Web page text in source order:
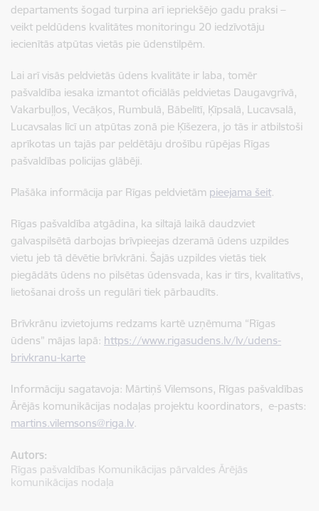
departaments šogad turpina arī iepriekšējo gadu praksi –
veikt peldūdens kvalitātes monitoringu 20 iedzīvotāju
iecienītās atpūtas vietās pie ūdenstilpēm.
Lai arī visās peldvietās ūdens kvalitāte ir laba, tomēr
pašvaldība iesaka izmantot oficiālās peldvietas Daugavgrīvā,
Vakarbuļļos, Vecāķos, Rumbulā, Bābelītī, Ķīpsalā, Lucavsalā,
Lucavsalas līcī un atpūtas zonā pie Ķīšezera, jo tās ir atbilstoši
aprīkotas un tajās par peldētāju drošību rūpējas Rīgas
pašvaldības policijas glābēji.
Plašāka informācija par Rīgas peldvietām pieejama šeit.
Rīgas pašvaldība atgādina, ka siltajā laikā daudzviet
galvaspilsētā darbojas brīvpieejas dzeramā ūdens uzpildes
vietu jeb tā dēvētie brīvkrāni. Šajās uzpildes vietās tiek
piegādāts ūdens no pilsētas ūdensvada, kas ir tīrs, kvalitatīvs,
lietošanai drošs un regulāri tiek pārbaudīts.
Brīvkrānu izvietojums redzams kartē uzņēmuma “Rīgas
ūdens” mājas lapā: https://www.rigasudens.lv/lv/udens-
brivkranu-karte
Informāciju sagatavoja: Mārtiņš Vilemsons, Rīgas pašvaldības
Ārējās komunikācijas nodaļas projektu koordinators, e-pasts:
martins.vilemsons@riga.lv.
Autors:
Rīgas pašvaldības Komunikācijas pārvaldes Ārējās
komunikācijas nodaļa